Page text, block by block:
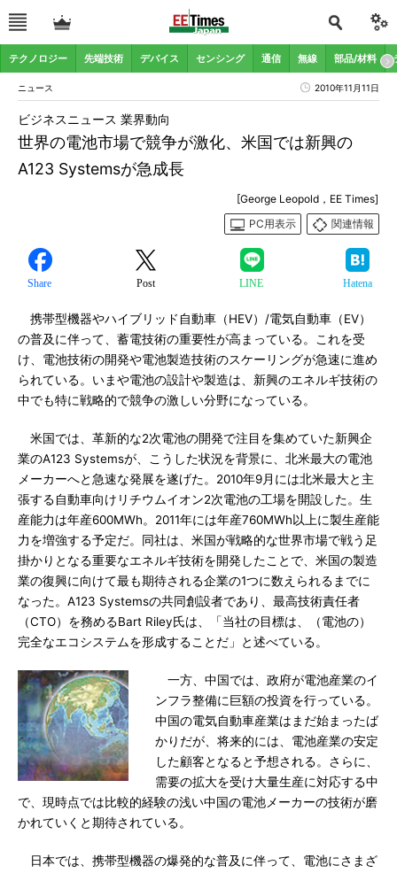
テクノロジー 先端技術 デバイス センシング 通信 無線 部品/材料
ニュース 2010年11月11日
世界の電池市場で競争が激化、米国では新興の
A123 Systemsが急成長
ビジネスニュース 業界動向
[George Leopold，EE Times]
PC用表示
関連情報
Share Post LINE Hatena
携帯型機器やハイブリッド自動車（HEV）/電気自動車（EV）
の普及に伴って、蓄電技術の重要性が高まっている。これを受
け、電池技術の開発や電池製造技術のスケーリングが急速に進め
られている。いまや電池の設計や製造は、新興のエネルギ技術の
中でも特に戦略的で競争の激しい分野になっている。
米国では、革新的な2次電池の開発で注目を集めていた新興企
業のA123 Systemsが、こうした状況を背景に、北米最大の電池
メーカーへと急速な発展を遂げた。2010年9月には北米最大と主
張する自動車向けリチウムイオン2次電池の工場を開設した。生
産能力は年産600MWh。2011年には年産760MWh以上に製生産能
力を増強する予定だ。同社は、米国が戦略的な世界市場で戦う足
掛かりとなる重要なエネルギ技術を開発したことで、米国の製造
業の復興に向けて最も期待される企業の1つに数えられるまでに
なった。A123 Systemsの共同創設者であり、最高技術責任者
（CTO）を務めるBart Riley氏は、「当社の目標は、（電池の）
完全なエコシステムを形成することだ」と述べている。
一方、中国では、政府が電池産業のイ
ンフラ整備に巨額の投資を行っている。
中国の電気自動車産業はまだ始まったば
かりだが、将来的には、電池産業の安定
した顧客となると予想される。さらに、
需要の拡大を受け大量生産に対応する中
で、現時点では比較的経験の浅い中国の電池メーカーの技術が磨
かれていくと期待されている。
日本では、携帯型機器の爆発的な普及に伴って、電池にさまざ